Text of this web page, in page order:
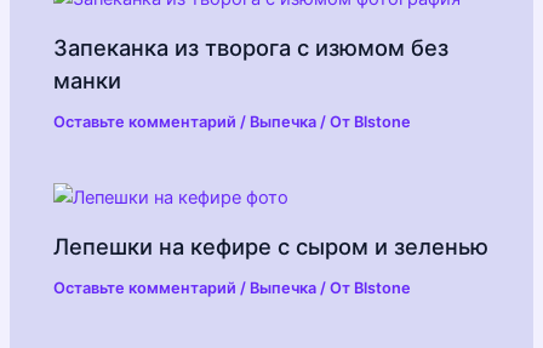
Запеканка из творога с изюмом без
манки
Оставьте комментарий / Выпечка / От Blstone
Лепешки на кефире с сыром и зеленью
Оставьте комментарий / Выпечка / От Blstone